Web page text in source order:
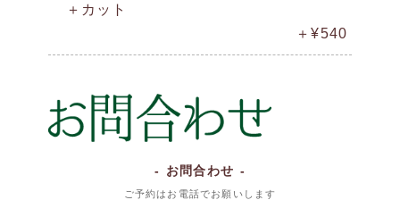
＋カット
＋¥540
- お問合わせ -
ご予約はお電話でお願いします